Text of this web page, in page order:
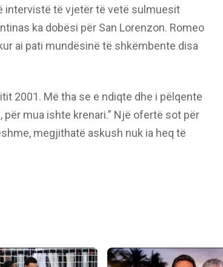
intervistë të vjetër të vetë sulmuesit
ka dobësi për San Lorenzon. Romeo
ai pati mundësinë të shkëmbente disa
2001. Më tha se e ndiqte dhe i pëlqente
mua ishte krenari.” Një ofertë sot për
megjithatë askush nuk ia heq të